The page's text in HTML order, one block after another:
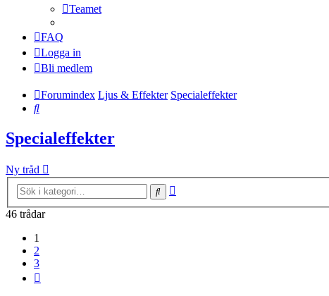
Teamet
FAQ
Logga in
Bli medlem
Forumindex Ljus & Effekter Specialeffekter
Sök
Specialeffekter
Ny tråd
Sök
46 trådar
1
2
3